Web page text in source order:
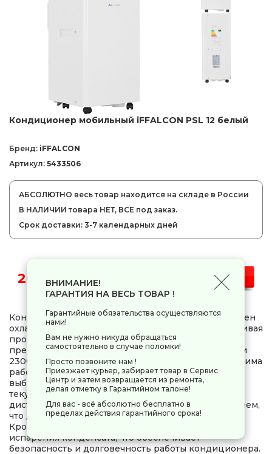
Кондиционер мобильный iFFALCON PSL 12 белый
Бренд: iFFALCON
Артикул: 5433506
АБСОЛЮТНО весь товар находится на складе в России
В НАЛИЧИИ товара НЕТ, ВСЕ под заказ.
Срок доставки: 3-7 календарных дней
20 019 руб.
Кондиционер мобильный iFFALCON PSL 12 способен
охладить помещение площадью до 25 м², обеспечивая
прохладу даже в самые жаркие дни. Он
предоставляет до 3200 Вт мощности охлаждения и
2300 Вт мощности осушения. Прибор имеет 2 режима
работы: вентиляция и охлаждение, что позволяет
выбрать оптимальный вариант в зависимости от
текущих потребностей. iFFALCON PSL 12 оснащен
дистанционным управлением и цифровым дисплеем,
что делает его использование удобным и простым.
Кроме того, он имеет функцию автоматического
испарения конденсата, что обеспечивает
безопасность и долговечность работы кондиционера.
ВНИМАНИЕ!
ГАРАНТИЯ НА ВЕСЬ ТОВАР !
Гарантийные обязательства осуществляются
нами!
Вам не нужно никуда обращаться
самостоятельно в случае поломки!
Просто позвоните нам !
Приезжает курьер, забирает товар в Сервис
Центр и затем возвращается из ремонта,
делая отметку в Гарантийном талоне!
Для вас - всё абсолютно бесплатно в
пределах действия гарантийного срока!